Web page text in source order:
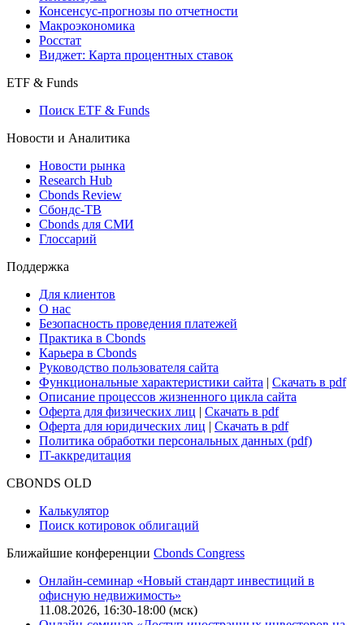
Поиск индексов
Страницы стран
Создать индекс
Консенсусы
Макроэкономика
Виджет: Карта процентных ставок
ETF & Funds
Поиск ETF & Funds
Новости и Аналитика
Новости рынка
Research Hub
Сбондс-ТВ
Глоссарий
Поддержка
Для клиентов
О нас
Безопасность проведения платежей
Практика в Cbonds
Карьера в Cbonds
Руководство пользователя сайта
Функциональные характеристики сайта|Скачать в pdf
Описание процессов жизненного цикла сайта
Оферта для юридических лиц
IT-аккредитация
Поиск котировок облигаций
Ближайшие конференцииCbonds Congress